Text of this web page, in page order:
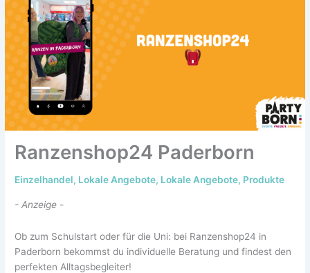
Ranzenshop24 Paderborn
Einzelhandel, Lokale Angebote, Lokale Angebote, Produkte
- Anzeige -
Ob zum Schulstart oder für die Uni: bei Ranzenshop24 in
Paderborn bekommst du individuelle Beratung und findest den
perfekten Alltagsbegleiter!